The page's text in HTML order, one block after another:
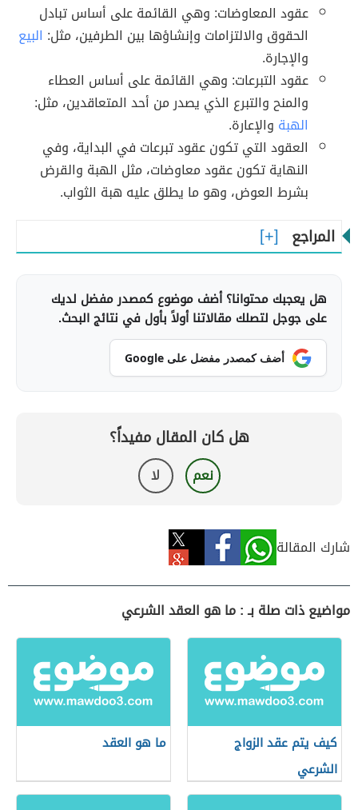
عقود المعاوضات: وهي القائمة على أساس تبادل
الحقوق والالتزامات وإنشاؤها بين الطرفين، مثل: البيع
والإجارة.
عقود التبرعات: وهي القائمة على أساس العطاء
والمنح والتبرع الذي يصدر من أحد المتعاقدين، مثل:
الهبة والإعارة.
العقود التي تكون عقود تبرعات في البداية، وفي
النهاية تكون عقود معاوضات، مثل الهبة والقرض
بشرط العوض، وهو ما يطلق عليه هبة الثواب.
المراجع
هل يعجبك محتوانا؟ أضف موضوع كمصدر مفضل لديك
على جوجل لتصلك مقالاتنا أولاً بأول في نتائج البحث.
أضف كمصدر مفضل على Google
هل كان المقال مفيداً؟
نعم لا
شارك المقالة
مواضيع ذات صلة بـ : ما هو العقد الشرعي
كيف يتم عقد الزواج
الشرعي
ما هو العقد